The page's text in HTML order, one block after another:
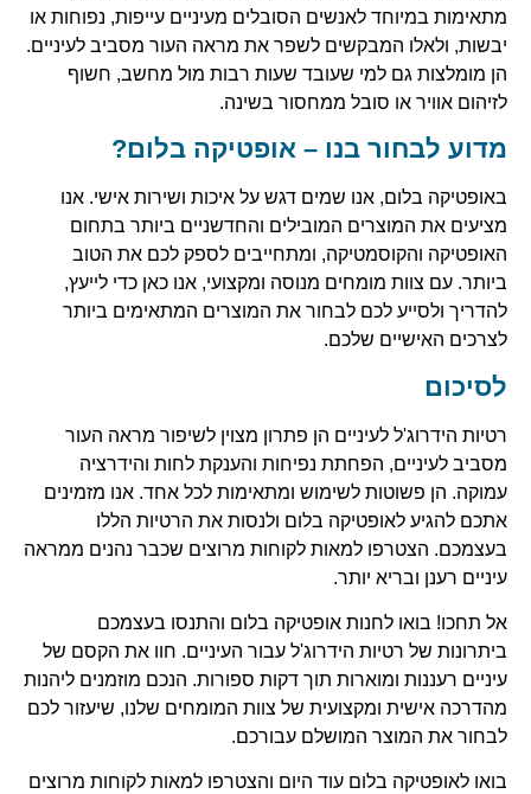
מתאימות במיוחד לאנשים הסובלים מעיניים עייפות, נפוחות או
יבשות, ולאלו המבקשים לשפר את מראה העור מסביב לעיניים.
הן מומלצות גם למי שעובד שעות רבות מול מחשב, חשוף
לזיהום אוויר או סובל ממחסור בשינה.
מדוע לבחור בנו – אופטיקה בלום?
באופטיקה בלום, אנו שמים דגש על איכות ושירות אישי. אנו
מציעים את המוצרים המובילים והחדשניים ביותר בתחום
האופטיקה והקוסמטיקה, ומתחייבים לספק לכם את הטוב
ביותר. עם צוות מומחים מנוסה ומקצועי, אנו כאן כדי לייעץ,
להדריך ולסייע לכם לבחור את המוצרים המתאימים ביותר
לצרכים האישיים שלכם.
לסיכום
רטיות הידרוג'ל לעיניים הן פתרון מצוין לשיפור מראה העור
מסביב לעיניים, הפחתת נפיחות והענקת לחות והידרציה
עמוקה. הן פשוטות לשימוש ומתאימות לכל אחד. אנו מזמינים
אתכם להגיע לאופטיקה בלום ולנסות את הרטיות הללו
בעצמכם. הצטרפו למאות לקוחות מרוצים שכבר נהנים ממראה
עיניים רענן ובריא יותר.
אל תחכו! בואו לחנות אופטיקה בלום והתנסו בעצמכם
ביתרונות של רטיות הידרוג'ל עבור העיניים. חוו את הקסם של
עיניים רעננות ומוארות תוך דקות ספורות. הנכם מוזמנים ליהנות
מהדרכה אישית ומקצועית של צוות המומחים שלנו, שיעזור לכם
לבחור את המוצר המושלם עבורכם.
בואו לאופטיקה בלום עוד היום והצטרפו למאות לקוחות מרוצים